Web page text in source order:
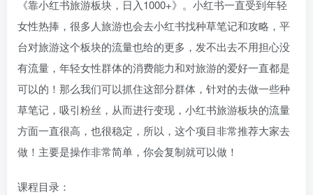
《靠小红书旅游板块，日入1000+》。小红书一直受到年轻
女性热捧，很多人旅游也会去小红书找种草笔记和攻略，平
台对旅游这个板块的流量也给的更多，发不出去不用担心没
有流量，年轻女性群体的消费能力和对旅游的爱好一直都是
可以的！那么我们可以抓住这部分群体，针对的去做一些种
草笔记，吸引粉丝，从而进行变现，小红书旅游板块的流量
方面一直很高，也很稳定，所以，这个项目非常推荐大家去
做！主要是操作非常简单，你会复制就可以做！
课程目录：